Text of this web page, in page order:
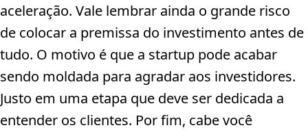
aceleração. Vale lembrar ainda o grande risco
de colocar a premissa do investimento antes de
tudo. O motivo é que a startup pode acabar
sendo moldada para agradar aos investidores.
Justo em uma etapa que deve ser dedicada a
entender os clientes. Por fim, cabe você